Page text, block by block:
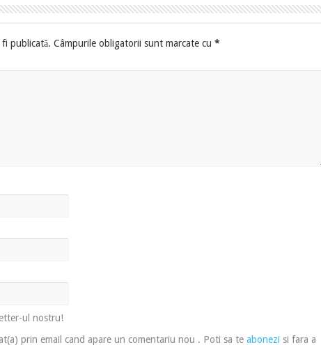
publicată. Câmpurile obligatorii sunt marcate cu *
ul nostru!
prin email cand apare un comentariu nou . Poti sa te abonezi si fara a